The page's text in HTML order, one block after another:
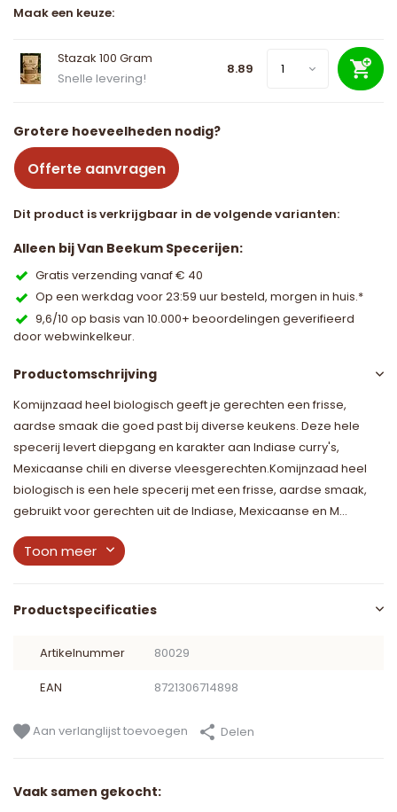
Maak een keuze:
Stazak 100 Gram
Snelle levering!
8.89
Grotere hoeveelheden nodig?
Offerte aanvragen
Dit product is verkrijgbaar in de volgende varianten:
Alleen bij Van Beekum Specerijen:
Gratis verzending vanaf € 40
Op een werkdag voor 23:59 uur besteld, morgen in huis.*
9,6/10 op basis van 10.000+ beoordelingen geverifieerd
door webwinkelkeur.
Productomschrijving
Komijnzaad heel biologisch geeft je gerechten een frisse,
aardse smaak die goed past bij diverse keukens. Deze hele
specerij levert diepgang en karakter aan Indiase curry's,
Mexicaanse chili en diverse vleesgerechten.Komijnzaad heel
biologisch is een hele specerij met een frisse, aardse smaak,
gebruikt voor gerechten uit de Indiase, Mexicaanse en M...
Toon meer
Productspecificaties
Artikelnummer 80029
EAN 8721306714898
Aan verlanglijst toevoegen Delen
Vaak samen gekocht: